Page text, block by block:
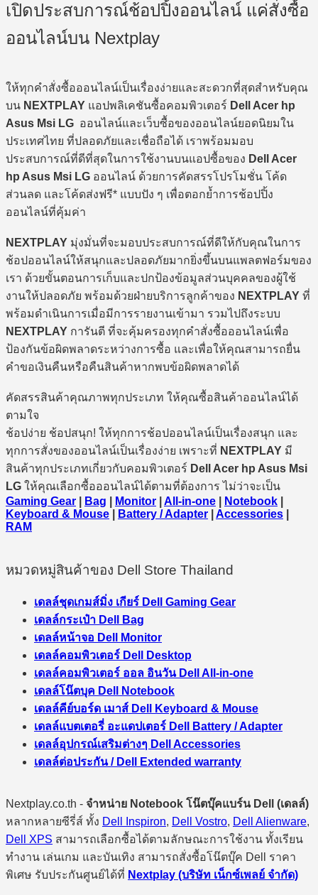
เปิดประสบการณ์ช้อปปิ้งออนไลน์ แค่สั่งซื้อ
ออนไลน์บน Nextplay
ให้ทุกคำสั่งซื้อออนไลน์เป็นเรื่องง่ายและสะดวกที่สุดสำหรับคุณ
บน NEXTPLAY แอปพลิเคชันซื้อคอมพิวเตอร์ Dell Acer hp
Asus Msi LG ออนไลน์และเว็บซื้อของออนไลน์ยอดนิยมใน
ประเทศไทย ที่ปลอดภัยและเชื่อถือได้ เราพร้อมมอบ
ประสบการณ์ที่ดีที่สุดในการใช้งานบนแอปซื้อของ Dell Acer
hp Asus Msi LG ออนไลน์ ด้วยการคัดสรรโปรโมชั่น โค้ด
ส่วนลด และโค้ดส่งฟรี* แบบปัง ๆ เพื่อตอกย้ำการช้อปปิ้ง
ออนไลน์ที่คุ้มค่า
NEXTPLAY มุ่งมั่นที่จะมอบประสบการณ์ที่ดีให้กับคุณในการ
ช้อปออนไลน์ให้สนุกและปลอดภัยมากยิ่งขึ้นบนแพลตฟอร์มของ
เรา ด้วยขั้นตอนการเก็บและปกป้องข้อมูลส่วนบุคคลของผู้ใช้
งานให้ปลอดภัย พร้อมด้วยฝ่ายบริการลูกค้าของ NEXTPLAY ที่
พร้อมดำเนินการเมื่อมีการรายงานเข้ามา รวมไปถึงระบบ
NEXTPLAY การันตี ที่จะคุ้มครองทุกคำสั่งซื้อออนไลน์เพื่อ
ป้องกันข้อผิดพลาดระหว่างการซื้อ และเพื่อให้คุณสามารถยื่น
คำขอเงินคืนหรือคืนสินค้าหากพบข้อผิดพลาดได้
คัดสรรสินค้าคุณภาพทุกประเภท ให้คุณซื้อสินค้าออนไลน์ได้
ตามใจ
ช้อปง่าย ช้อปสนุก! ให้ทุกการช้อปออนไลน์เป็นเรื่องสนุก และ
ทุกการสั่งของออนไลน์เป็นเรื่องง่าย เพราะที่ NEXTPLAY มี
สินค้าทุกประเภทเกี่ยวกับคอมพิวเตอร์ Dell Acer hp Asus Msi
LG ให้คุณเลือกซื้อออนไลน์ได้ตามที่ต้องการ ไม่ว่าจะเป็น
Gaming Gear
Bag Monitor All-in-one Notebook
Keyboard & Mouse
Battery / Adapter Accessories
RAM
หมวดหมู่สินค้าของ Dell Store Thailand
เดลล์ชุดเกมส์มิ่ง เกียร์ Dell Gaming Gear
เดลล์กระเป๋า Dell Bag
เดลล์หน้าจอ Dell Monitor
เดลล์คอมพิวเตอร์ Dell Desktop
เดลล์คอมพิวเตอร์ ออล อินวัน Dell All-in-one
เดลล์โน๊ตบุค Dell Notebook
เดลล์คีย์บอร์ด เมาส์ Dell Keyboard & Mouse
เดลล์แบตเตอรี่ อะแดปเตอร์ Dell Battery / Adapter
เดลล์อุปกรณ์เสริมต่างๆ Dell Accessories
เดลล์ต่อประกัน / Dell Extended warranty
Nextplay.co.th - จำหน่าย Notebook โน๊ตบุ๊คแบร์น Dell (เดลล์)
หลากหลายซีรี่ส์ ทั้ง Dell Inspiron, Dell Vostro, Dell Alienware,
Dell XPS สามารถเลือกซื้อได้ตามลักษณะการใช้งาน ทั้งเรียน
ทำงาน เล่นเกม และบันเทิง สามารถสั่งซื้อโน๊ตบุ๊ค Dell ราคา
พิเศษ รับประกันศูนย์ได้ที่ Nextplay (บริษัท เน็กซ์เพลย์ จำกัด)